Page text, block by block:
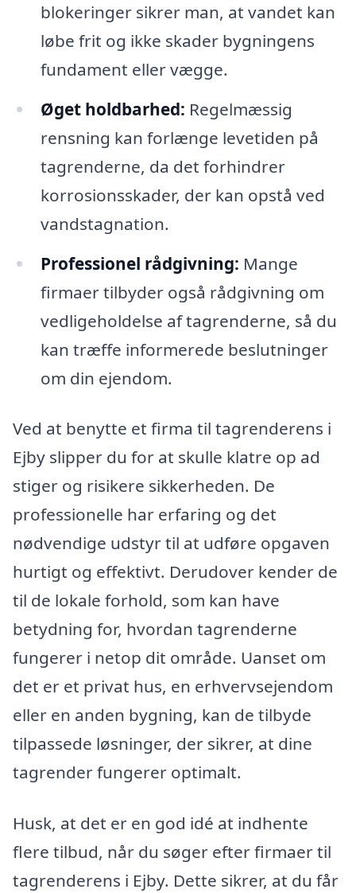
blokeringer sikrer man, at vandet kan
løbe frit og ikke skader bygningens
fundament eller vægge.
Øget holdbarhed: Regelmæssig
rensning kan forlænge levetiden på
tagrenderne, da det forhindrer
korrosionsskader, der kan opstå ved
vandstagnation.
Professionel rådgivning: Mange
firmaer tilbyder også rådgivning om
vedligeholdelse af tagrenderne, så du
kan træffe informerede beslutninger
om din ejendom.
Ved at benytte et firma til tagrenderens i
Ejby slipper du for at skulle klatre op ad
stiger og risikere sikkerheden. De
professionelle har erfaring og det
nødvendige udstyr til at udføre opgaven
hurtigt og effektivt. Derudover kender de
til de lokale forhold, som kan have
betydning for, hvordan tagrenderne
fungerer i netop dit område. Uanset om
det er et privat hus, en erhvervsejendom
eller en anden bygning, kan de tilbyde
tilpassede løsninger, der sikrer, at dine
tagrender fungerer optimalt.
Husk, at det er en god idé at indhente
flere tilbud, når du søger efter firmaer til
tagrenderens i Ejby. Dette sikrer, at du får